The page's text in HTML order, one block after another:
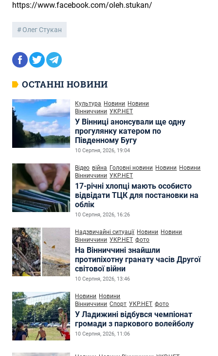
https://www.facebook.com/oleh.stukan/
Олег Стукан
ОСТАННІ НОВИНИ
Культура Новини Новини
Вінниччини УКР.НЕТ
У Вінниці анонсували ще одну
прогулянку катером по
Південному Бугу
10 Серпня, 2026, 19:04
Відео війна Головні новини Новини Новини
Вінниччини УКР.НЕТ
17-річні хлопці мають особисто
відвідати ТЦК для постановки на
облік
10 Серпня, 2026, 16:26
Надзвичайні ситуації Новини Новини
Вінниччини УКР.НЕТ фото
На Вінниччині знайшли
протипіхотну гранату часів Другої
світової війни
10 Серпня, 2026, 13:46
Новини Новини
Вінниччини Спорт УКР.НЕТ фото
У Ладижині відбувся чемпіонат
громади з паркового волейболу
10 Серпня, 2026, 11:06